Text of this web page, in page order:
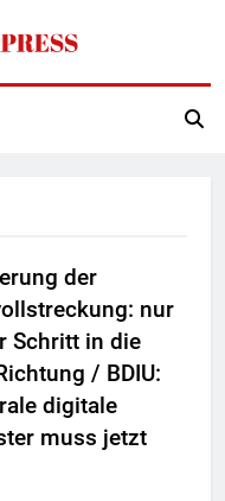
Express
der
nur
Schritt in die
/ BDIU:
digitale
muss jetzt